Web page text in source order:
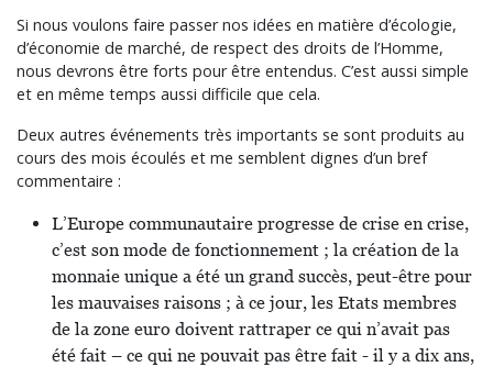
Si nous voulons faire passer nos idées en matière d’écologie,
d’économie de marché, de respect des droits de l’Homme,
nous devrons être forts pour être entendus. C’est aussi simple
et en même temps aussi difficile que cela.
Deux autres événements très importants se sont produits au
cours des mois écoulés et me semblent dignes d’un bref
commentaire :
L’Europe communautaire progresse de crise en crise,
c’est son mode de fonctionnement ; la création de la
monnaie unique a été un grand succès, peut-être pour
les mauvaises raisons ; à ce jour, les Etats membres
de la zone euro doivent rattraper ce qui n’avait pas
été fait – ce qui ne pouvait pas être fait - il y a dix ans,